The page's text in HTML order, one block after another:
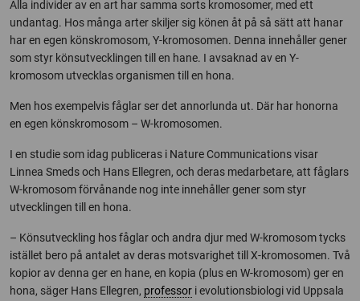
Alla individer av en art har samma sorts kromosomer, med ett
undantag. Hos många arter skiljer sig könen åt på så sätt att hanar
har en egen könskromosom, Y-kromosomen. Denna innehåller gener
som styr könsutvecklingen till en hane. I avsaknad av en Y-
kromosom utvecklas organismen till en hona.
Men hos exempelvis fåglar ser det annorlunda ut. Där har honorna
en egen könskromosom – W-kromosomen.
I en studie som idag publiceras i Nature Communications visar
Linnea Smeds och Hans Ellegren, och deras medarbetare, att fåglars
W-kromosom förvånande nog inte innehåller gener som styr
utvecklingen till en hona.
– Könsutveckling hos fåglar och andra djur med W-kromosom tycks
istället bero på antalet av deras motsvarighet till X-kromosomen. Två
kopior av denna ger en hane, en kopia (plus en W-kromosom) ger en
hona, säger Hans Ellegren, professor i evolutionsbiologi vid Uppsala